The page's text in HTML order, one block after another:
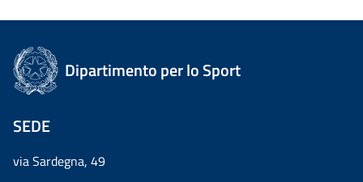
Dipartimento per lo Sport
SEDE
via Sardegna, 49